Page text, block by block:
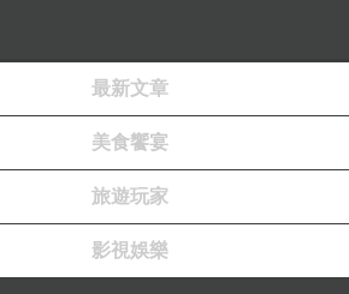
最新文章
美食饗宴
旅遊玩家
影視娛樂